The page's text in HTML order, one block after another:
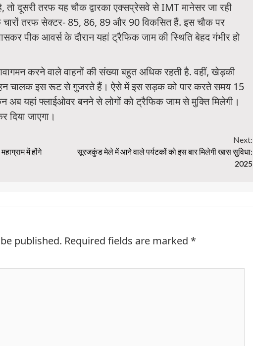
तो दूसरी तरफ यह चौक द्वारका एक्सप्रेसवे से IMT मानेसर जा रही
तरफ सेक्टर- 85, 86, 89 और 90 विकसित हैं. इस चौक पर
पीक आवर्स के दौरान यहां ट्रैफिक जाम की स्थिति बेहद गंभीर हो
करने वाले वाहनों की संख्या बहुत अधिक रहती है. वहीं, खेड़की
चालक इस रूट से गुजरते हैं। ऐसे में इस सड़क को पार करते समय 15
अब यहां फ्लाईओवर बनने से लोगों को ट्रैफिक जाम से मुक्ति मिलेगी।
दिया जाएगा।
में होंगे
Next:
सूरजकुंड मेले में आने वाले पर्यटकों को इस बार मिलेगी खास सुविधा:
2025
published. Required fields are marked *